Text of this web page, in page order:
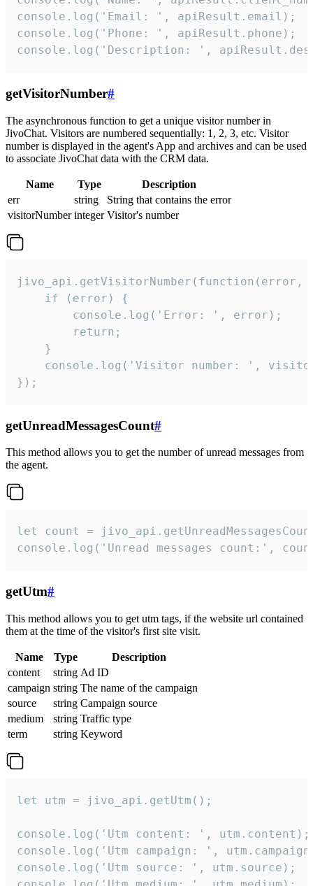
console.log('Email: ', apiResult.email);
console.log('Phone: ', apiResult.phone);
console.log('Description: ',
getVisitorNumber#
The asynchronous function to get a unique visitor number in
JivoChat. Visitors are numbered sequentially: 1, 2, 3, etc. Visitor
number is displayed in the agent's App and archives and can be used
to associate JivoChat data with the CRM data.
Name Type
Description
err
string
String that contains the error
visitorNumber integer Visitor's number
jivo_api.getVisitorNumber(function(error,
    if (error) {
        console.log('Error: ', error);
        return;
    }
console.log('Visitor number: ',
});
getUnreadMessagesCount#
This method allows you to get the number of unread messages from
the agent.
let count =
console.log('Unread messages count:',
getUtm#
This method allows you to get utm tags, if the website url contained
them at the time of the visitor's first site visit.
Name Type
Description
content
string Ad ID
campaign string The name of the campaign
source
string Campaign source
medium
string Traffic type
term
string Keyword
let utm = jivo_api.getUtm();
console.log('Utm content: ', utm.content);
console.log('Utm campaign: ',
console.log('Utm source: ', utm.source);